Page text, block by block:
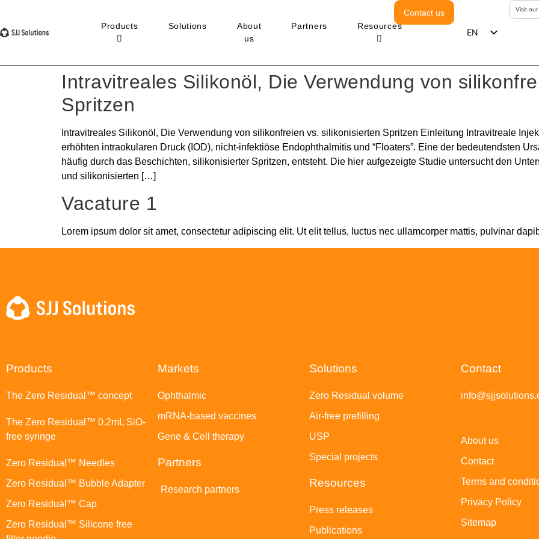
Products Solutions
About
us
Partners Resources
Contact us
EN
PT
Visit our
Intravitreales Silikonöl, Die Verwendung von
Spritzen
Intravitreales Silikonöl, Die Verwendung von silikonfreien vs. silikonisierten Spritzen Einleitung Intravitreale
erhöhten intraokularen Druck (IOD), nicht-infektiöse Endophthalmitis und “Floaters”. Eine der bedeutendsten
häufig durch das Beschichten, silikonisierter Spritzen, entsteht. Die hier aufgezeigte Studie untersucht den
und silikonisierten […]
Vacature 1
Lorem ipsum dolor sit amet, consectetur adipiscing elit. Ut elit tellus, luctus nec ullamcorper mattis, pulvinar
Products
The Zero Residual™ concept
The Zero Residual™ 0.2mL SiO-
free syringe
Zero Residual™ Needles
Zero Residual™ Bubble Adapter
Zero Residual™ Cap
Zero Residual™ Silicone free
Markets
Ophthalmic
mRNA-based vaccines
Gene & Cell therapy
Partners
Research partners
Solutions
Zero Residual volume
Air-free prefilling
USP
Special projects
Resources
Press releases
Publications
Contact
About us
Contact
Terms and
Privacy Policy
Sitemap